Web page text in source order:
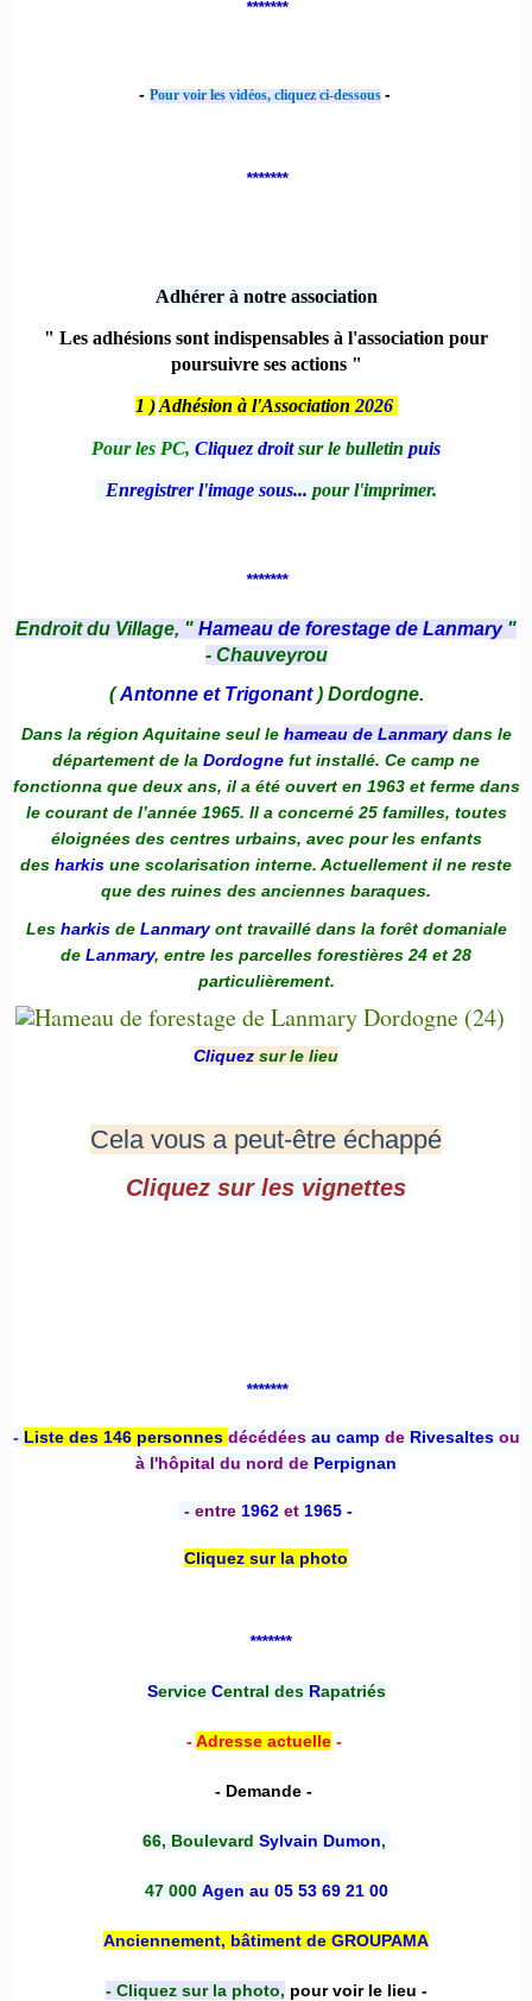
*******
- Pour voir les vidéos, cliquez ci-dessous -
*******
Adhérer à notre association
" Les adhésions sont indispensables à l'association pour
poursuivre ses actions "
1 ) Adhésion à l'Association 2026
Pour les PC, Cliquez droitsur le bulletin puis
Enregistrer l'image sous... pour l'imprimer.
*******
Endroit du Village, " Hameau de forestage de Lanmary "
- Chauveyrou
(Antonne et Trigonant) Dordogne.
Dans la région Aquitaine seul le hameau de Lanmarydans le
département de la Dordogne fut installé. Ce camp ne
fonctionna que deux ans, il a été ouvert en 1963 et ferme dans
le courant de l’année 1965. Il a concerné 25 familles, toutes
éloignées des centres urbains, avec pour les enfants
des harkis une scolarisation interne. Actuellement il ne reste
que des ruines des anciennes baraques.
Les harkis de Lanmaryont travaillé dans la forêt domaniale
de Lanmary, entre les parcelles forestières 24 et 28
particulièrement.
Cliquez sur le lieu
Cela vous a peut-être échappé
Cliquez sur les vignettes
*******
- Liste des 146 personnes décédées au camp deRivesaltesou
à l'hôpital du nord de Perpignan
- entre 1962 et 1965 -
Cliquez sur la photo
*******
Service Central desRapatriés
-Adresse actuelle-
- Demande -
66, Boulevard Sylvain Dumon,
47 000 Agen au 05 53 69 21 00
Anciennement, bâtiment de GROUPAMA
- Cliquez sur la photo, pour voir le lieu -